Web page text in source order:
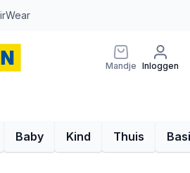
Mandje Inloggen
Baby Kind Thuis